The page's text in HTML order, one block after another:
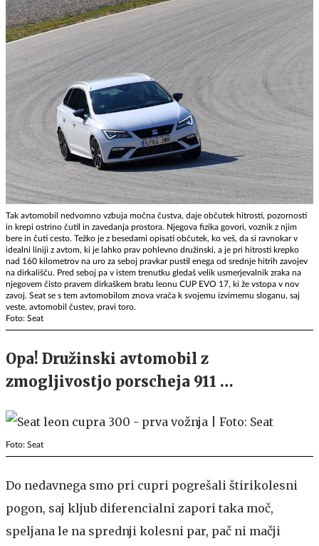
Tak avtomobil nedvomno vzbuja močna čustva, daje občutek hitrosti, pozornosti
in krepi ostrino čutil in zavedanja prostora. Njegova fizika govori, voznik z njim
bere in čuti cesto. Težko je z besedami opisati občutek, ko veš, da si ravnokar v
idealni liniji z avtom, ki je lahko prav pohlevno družinski, a je pri hitrosti krepko
nad 160 kilometrov na uro za seboj pravkar pustil enega od srednje hitrih zavojev
na dirkališču. Pred seboj pa v istem trenutku gledaš velik usmerjevalnik zraka na
njegovem čisto pravem dirkaškem bratu leonu CUP EVO 17, ki že vstopa v nov
zavoj. Seat se s tem avtomobilom znova vrača k svojemu izvirnemu sloganu, saj
veste, avtomobil čustev, pravi toro.
Foto: Seat
Opa! Družinski avtomobil z
zmogljivostjo porscheja 911 …
Foto: Seat
Do nedavnega smo pri cupri pogrešali štirikolesni
pogon, saj kljub diferencialni zapori taka moč,
speljana le na sprednji kolesni par, pač ni mačji